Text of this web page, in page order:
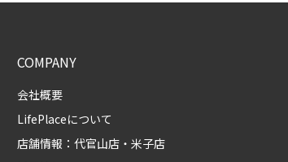
COMPANY
会社概要
LifePlaceについて
店舗情報： 代官山店・ 米子店